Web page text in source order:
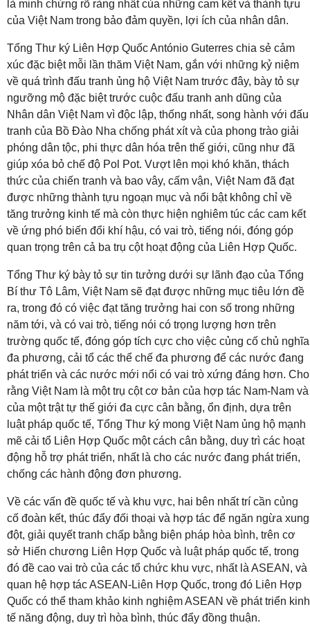
là minh chứng rõ ràng nhất của những cam kết và thành tựu
của Việt Nam trong bảo đảm quyền, lợi ích của nhân dân.
Tổng Thư ký Liên Hợp Quốc António Guterres chia sẻ cảm
xúc đặc biệt mỗi lần thăm Việt Nam, gắn với những kỷ niệm
về quá trình đấu tranh ủng hộ Việt Nam trước đây, bày tỏ sự
ngưỡng mộ đặc biệt trước cuộc đấu tranh anh dũng của
Nhân dân Việt Nam vì độc lập, thống nhất, song hành với đấu
tranh của Bồ Đào Nha chống phát xít và của phong trào giải
phóng dân tộc, phi thực dân hóa trên thế giới, cũng như đã
giúp xóa bỏ chế độ Pol Pot. Vượt lên mọi khó khăn, thách
thức của chiến tranh và bao vây, cấm vận, Việt Nam đã đạt
được những thành tựu ngoạn mục và nổi bật không chỉ về
tăng trưởng kinh tế mà còn thực hiện nghiêm túc các cam kết
về ứng phó biến đổi khí hậu, có vai trò, tiếng nói, đóng góp
quan trọng trên cả ba trụ cột hoạt động của Liên Hợp Quốc.
Tổng Thư ký bày tỏ sự tin tưởng dưới sự lãnh đạo của Tổng
Bí thư Tô Lâm, Việt Nam sẽ đạt được những mục tiêu lớn đề
ra, trong đó có việc đạt tăng trưởng hai con số trong những
năm tới, và có vai trò, tiếng nói có trọng lượng hơn trên
trường quốc tế, đóng góp tích cực cho việc củng cố chủ nghĩa
đa phương, cải tổ các thể chế đa phương để các nước đang
phát triển và các nước mới nổi có vai trò xứng đáng hơn. Cho
rằng Việt Nam là một trụ cột cơ bản của hợp tác Nam-Nam và
của một trật tự thế giới đa cực cân bằng, ổn định, dựa trên
luật pháp quốc tế, Tổng Thư ký mong Việt Nam ủng hộ mạnh
mẽ cải tổ Liên Hợp Quốc một cách cân bằng, duy trì các hoạt
động hỗ trợ phát triển, nhất là cho các nước đang phát triển,
chống các hành động đơn phương.
Về các vấn đề quốc tế và khu vực, hai bên nhất trí cần củng
cố đoàn kết, thúc đẩy đối thoại và hợp tác để ngăn ngừa xung
đột, giải quyết tranh chấp bằng biện pháp hòa bình, trên cơ
sở Hiến chương Liên Hợp Quốc và luật pháp quốc tế, trong
đó đề cao vai trò của các tổ chức khu vực, nhất là ASEAN, và
quan hệ hợp tác ASEAN-Liên Hợp Quốc, trong đó Liên Hợp
Quốc có thể tham khảo kinh nghiệm ASEAN về phát triển kinh
tế năng động, duy trì hòa bình, thúc đẩy đồng thuận.